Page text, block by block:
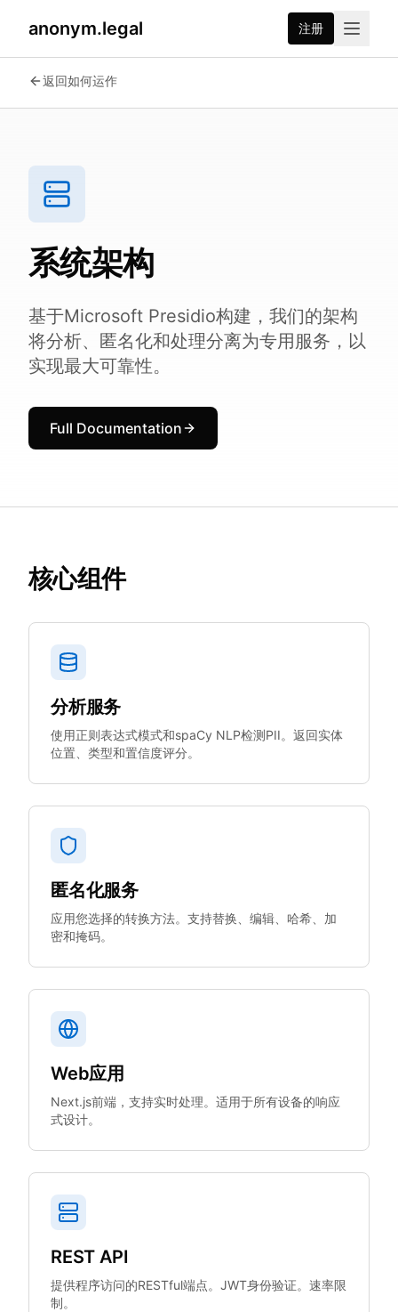
anonym.legal 注册
返回如何运作
系统架构
基于Microsoft Presidio构建，我们的架构
将分析、匿名化和处理分离为专用服务，以
实现最大可靠性。
Full Documentation
核心组件
分析服务
使用正则表达式模式和spaCy NLP检测PII。返回实体
位置、类型和置信度评分。
匿名化服务
应用您选择的转换方法。支持替换、编辑、哈希、加
密和掩码。
Web应用
Next.js前端，支持实时处理。适用于所有设备的响应
式设计。
REST API
提供程序访问的RESTful端点。JWT身份验证。速率限
制。